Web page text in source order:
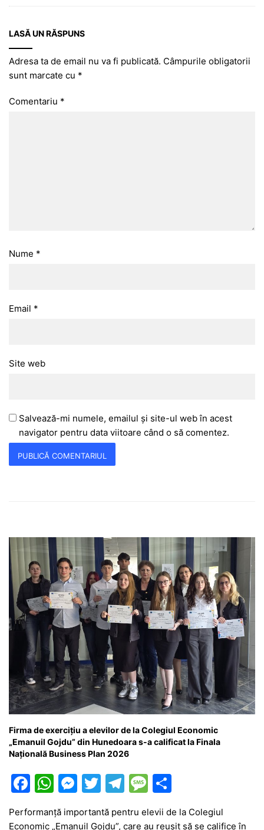
LASĂ UN RĂSPUNS
Adresa ta de email nu va fi publicată. Câmpurile obligatorii
sunt marcate cu *
Comentariu *
Nume *
Email *
Site web
Salvează-mi numele, emailul și site-ul web în acest
navigator pentru data viitoare când o să comentez.
Firma de exercițiu a elevilor de la Colegiul Economic
„Emanuil Gojdu” din Hunedoara s-a calificat la Finala
Națională Business Plan 2026
F
c
W
h
at
M
s
T
itt
T
e
M
s ta
Performanță importantă pentru elevii de la Colegiul
Economic „Emanuil Gojdu”, care au reușit să se califice în